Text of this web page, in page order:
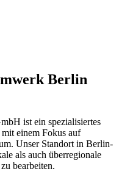
Berlin
ist ein spezialisiertes
einem Fokus auf
Unser Standort in Berlin-
als auch überregionale
bearbeiten.